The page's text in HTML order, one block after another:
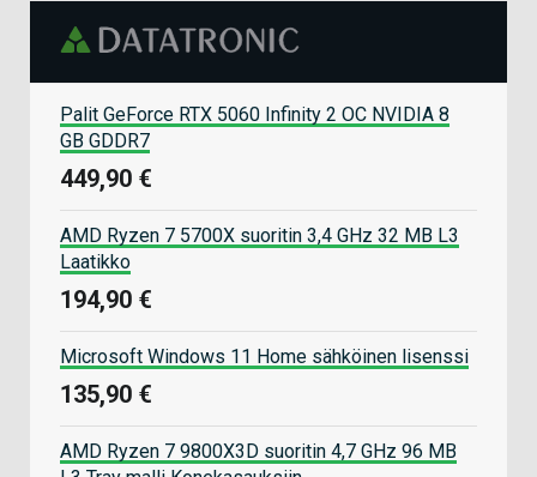
Palit GeForce RTX 5060 Infinity 2 OC NVIDIA 8
GB GDDR7
449,90 €
AMD Ryzen 7 5700X suoritin 3,4 GHz 32 MB L3
Laatikko
194,90 €
Microsoft Windows 11 Home sähköinen lisenssi
135,90 €
AMD Ryzen 7 9800X3D suoritin 4,7 GHz 96 MB